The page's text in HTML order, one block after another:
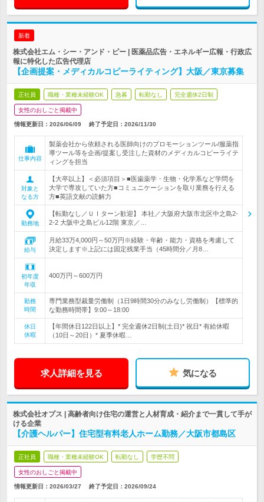
新着
株式会社エム・シー・アンド・ピー | 医薬品広告・エネルギー広報・行政広
報に特化した広告代理店
【企画提案・メディカルコピーライティング】大阪／東京募集
正社員 職種・業種未経験OK 急募 転勤なし 完全週休2日制
女性のおしごと掲載中
情報更新日：2026/06/09 終了予定日： 2026/11/30
仕事内容
製薬会社から依頼される医師向けのプロモーションツール/服薬指
導ツール等を企画/提案し受注した資材のメディカルコピーライテ
ィングを担当
対象と
なる方
【大卒以上】＜必須項目＞■医歯薬学・生物・化学系など学問を
大学で専攻していた方■コミュニケーションを取り業務を行える
方■英語文献の読解力
勤務地
【転勤なし／ＵＩターン歓迎】 本社／大阪府大阪市北区中之島2-
2-2 大阪中之島ビル12階 東京／…
給与
月給33万4,000円～50万円※経験・年齢・能力・資格を考慮して
決定します※上記には固定残業手当（45時間分／月8…
初年度
年収
400万円～600万円
勤務
時間
専門業務型裁量労働制（1日9時間30分のみなし労働制）【標準的
な勤務時間帯】9:00～18:00
休日
休暇
【年間休日122日以上】* 完全週休2日制(土日)* 祝日* 有給休暇
（10日～20日）* 夏季休暇…
求人詳細を見る 気になる
株式会社オプス | 高齢者向け住宅の運営と人材育成・紹介まで一貫して手が
ける企業
【介護ヘルパー】住宅型有料老人ホーム勤務／大阪市都島区
正社員 職種・業種未経験OK 転勤なし 学歴不問
女性のおしごと掲載中
情報更新日：2026/03/27 終了予定日： 2026/09/24